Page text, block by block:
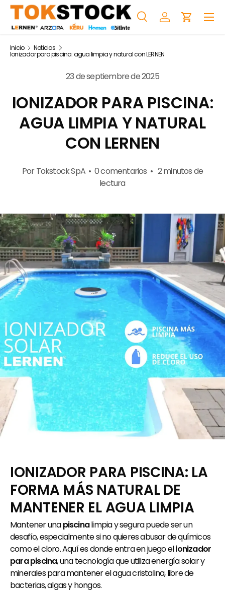
Ir al contenido
Buscar
BuscarIniciar sesión
Carrito
Menú
Inicio Noticias
Ionizador para piscina: agua limpia y natural con LERNEN
23 de septiembre de 2025
IONIZADOR PARA PISCINA:
AGUA LIMPIA Y NATURAL
CON LERNEN
Por Tokstock SpA • 0 comentarios • 2 minutos de
lectura
IONIZADOR PARA PISCINA: LA
FORMA MÁS NATURAL DE
MANTENER EL AGUA LIMPIA
Mantener unapiscinalimpia y segura puede ser un
desafío, especialmente si no quieres abusar de químicos
como el cloro. Aquí es donde entra en juego elionizador
para piscina, una tecnología que utiliza energía solar y
minerales para mantener el agua cristalina, libre de
bacterias, algas y hongos.